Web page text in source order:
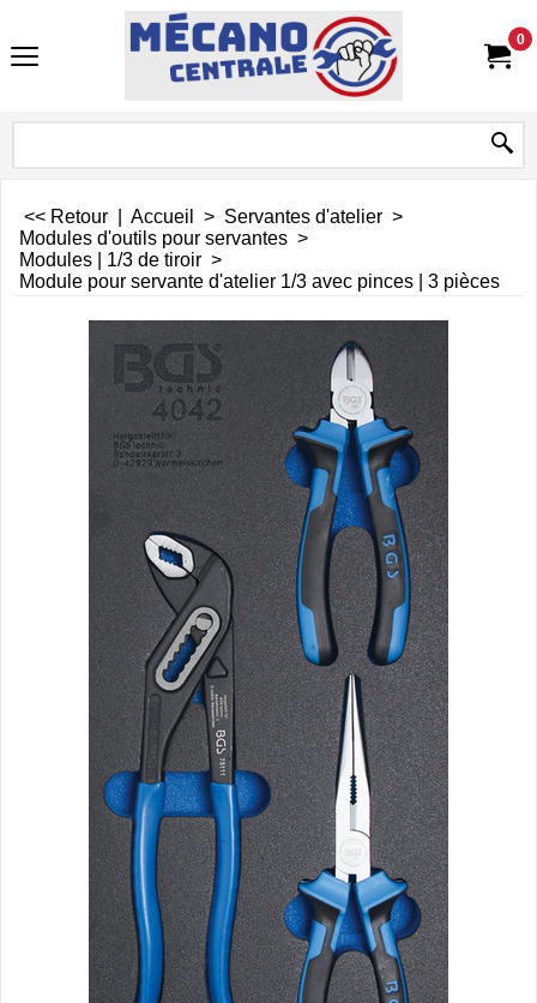
0
<< Retour Accueil > Servantes d'atelier >
Modules d'outils pour servantes >
Modules | 1/3 de tiroir >
Module pour servante d'atelier 1/3 avec pinces | 3 pièces